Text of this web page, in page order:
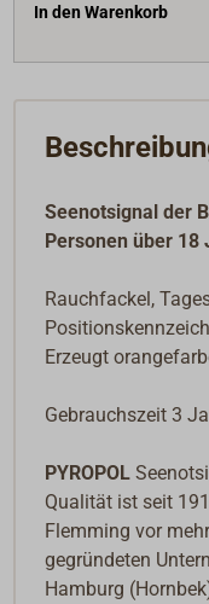
In den Warenkorb
Seenotsignal der
Personen über 18
Rauchfackel,
Erzeugt
Gebrauchszeit 3
PYROPOL
Qualität ist seit
Flemming vor
gegründeten
Hamburg